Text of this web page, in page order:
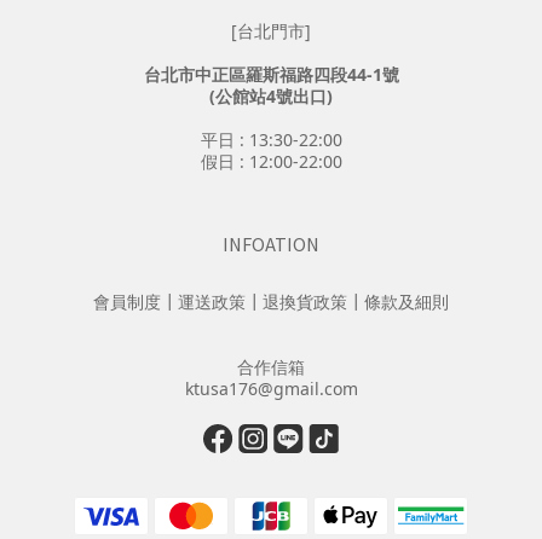
[台北門市]
台北市中正區羅斯福路四段44-1號
(公館站4號出口)
平日 : 13:30-22:00
假日 : 12:00-22:00
INFOATION
會員制度 ┃ 運送政策 ┃ 退換貨政策 ┃ 條款及細則
合作信箱
ktusa176@gmail.com